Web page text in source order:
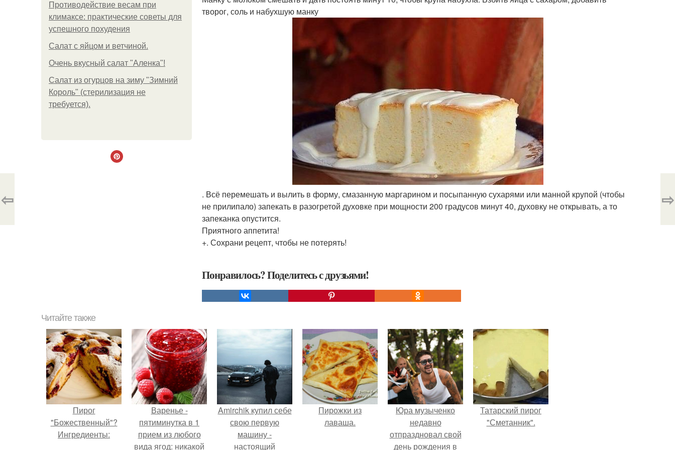
Противодействие весам при
климаксе: практические советы для
успешного похудения
Салат с яйцом и ветчиной.
Очень вкусный салат "Аленка"!
Салат из огурцов на зиму "Зимний
Король" (стерилизация не
требуется).
творог, соль и набухшую манку
. Всё перемешать и вылить в форму, смазанную маргарином и посыпанную сухарями или манной крупой (чтобы
не прилипало) запекать в разогретой духовке при мощности 200 градусов минут 40, духовку не открывать, а то
запеканка опустится.
Приятного аппетита!
+. Сохрани рецепт, чтобы не потерять!
Понравилось? Поделитесь с друзьями!
⇦ ⇨
Читайте также
Пирог
"Божественный"?
Ингредиенты:
Варенье -
пятиминутка в 1
прием из любого
вида ягод: никакой
Amirchik купил себе
свою первую
машину -
настоящий
Пирожки из
лаваша.
Юра музыченко
недавно
отпраздновал свой
день рождения в
Татарский пирог
"Сметанник".